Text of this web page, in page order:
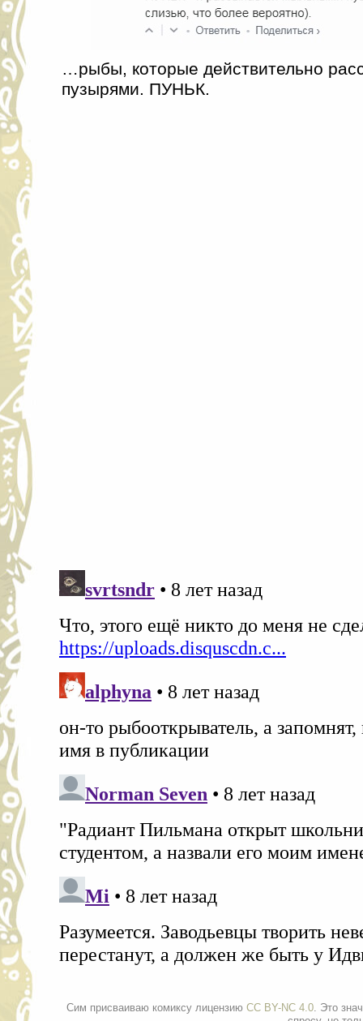
…рыбы, которые действительно
пузырями. ПУНЬК.
Сим присваиваю комиксу лицензию CC BY-NC 4.0. Это